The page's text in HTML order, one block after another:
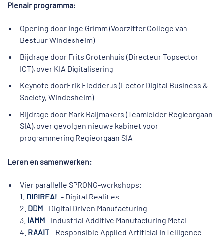
Plenair programma:
Opening door Inge Grimm (Voorzitter College van
Bestuur Windesheim)
Bijdrage door Frits Grotenhuis (Directeur Topsector
ICT), over KIA Digitalisering
Keynote doorErik Fledderus (Lector Digital Business &
Society, Windesheim)
Bijdrage door Mark Raijmakers (Teamleider Regieorgaan
SIA), over gevolgen nieuwe kabinet voor
programmering Regieorgaan SIA
Leren en samenwerken:
Vier parallelle SPRONG-workshops:
1. DIGIREAL- Digital Realities
2. DDM- Digital Driven Manufacturing
3. IAMM- Industrial Additive Manufacturing Metal
4. RAAIT- Responsible Applied Artificial InTelligence